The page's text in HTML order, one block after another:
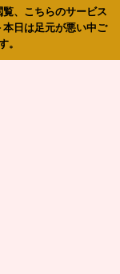
、こちらのサービス
日は足元が悪い中ご
。